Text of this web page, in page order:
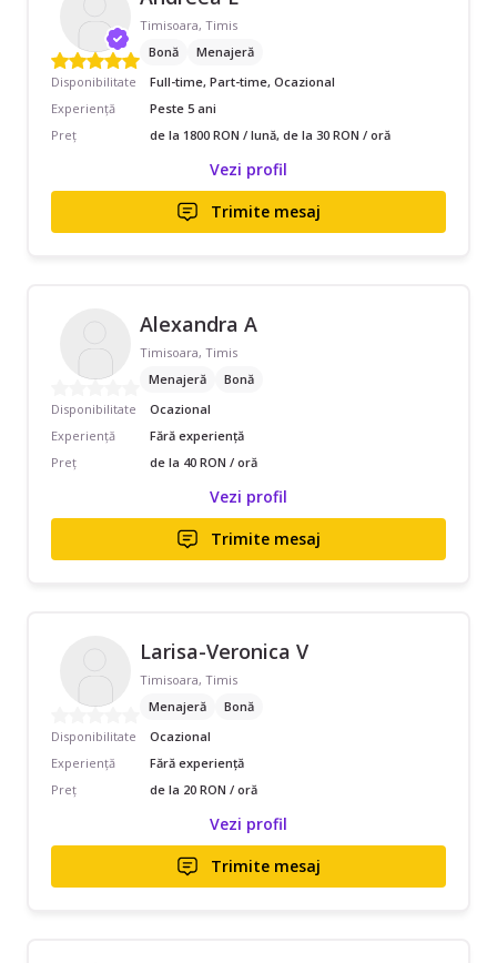
Timisoara, Timis
Bonă
Menajeră
Disponibilitate
Full-time, Part-time, Ocazional
Experiență
Peste 5 ani
Preț
de la 1800 RON / lună, de la 30 RON / oră
Vezi profil
Trimite mesaj
Alexandra A
Timisoara, Timis
Menajeră
Bonă
Disponibilitate
Ocazional
Experiență
Fără experiență
Preț
de la 40 RON / oră
Vezi profil
Trimite mesaj
Larisa-Veronica V
Timisoara, Timis
Menajeră
Bonă
Disponibilitate
Ocazional
Experiență
Fără experiență
Preț
de la 20 RON / oră
Vezi profil
Trimite mesaj